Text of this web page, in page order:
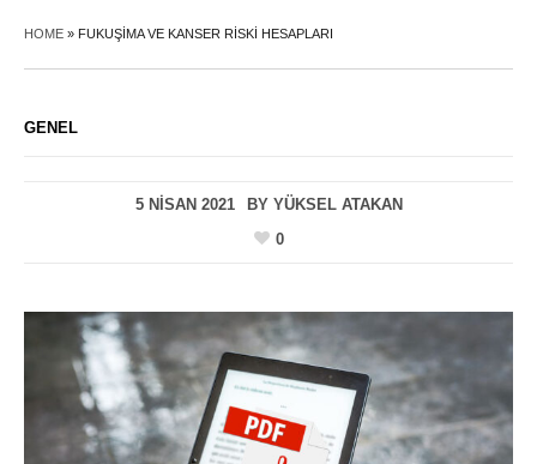
HOME » FUKUŞIMA VE KANSER RISKI HESAPLARI
GENEL
5 NISAN 2021 BY YÜKSEL ATAKAN
0